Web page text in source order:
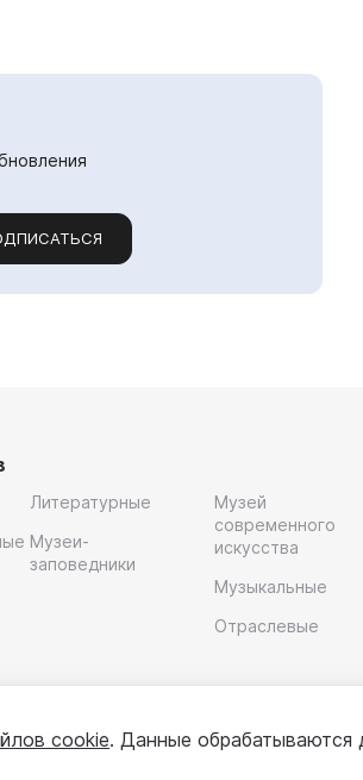
Литературные
Музеи-
заповедники
Музей
современного
искусства
Музыкальные
Отраслевые
cookie. Данные обрабатываются